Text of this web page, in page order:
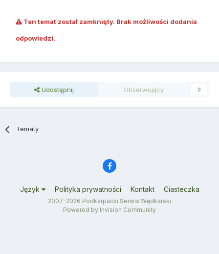
Ten temat został zamknięty. Brak możliwości dodania
odpowiedzi.
Udostępnij Obserwujący 0
Tematy
Język Polityka prywatności Kontakt Ciasteczka
2007-2026 Podkarpacki Serwis Wędkarski
Powered by Invision Community